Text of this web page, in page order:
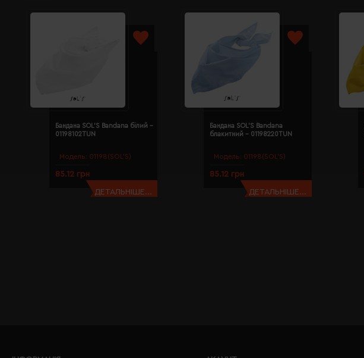
Модель: 01198(SOL’S)
Бандана SOL'S Bandana білий -
01198102TUN
85.12 грн
ДЕТАЛЬНІШЕ...
Модель: 01198(SOL’S)
Бандана SOL'S Bandana
блакитний - 01198220TUN
85.12 грн
ДЕТАЛЬНІШЕ...